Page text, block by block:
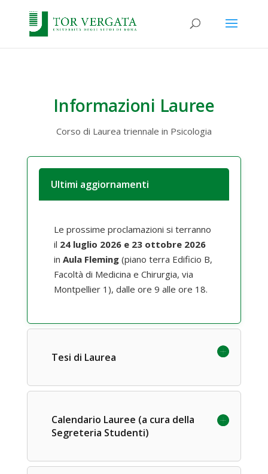
Informazioni Lauree
Corso di Laurea triennale in Psicologia
Ultimi aggiornamenti
Le prossime proclamazioni si terranno
il 24 luglio 2026 e 23 ottobre 2026
in Aula Fleming(piano terra Edificio B,
Facoltà di Medicina e Chirurgia, via
Montpellier 1), dalle ore 9 alle ore 18.
Tesi di Laurea
Calendario Lauree (a cura della
Segreteria Studenti)